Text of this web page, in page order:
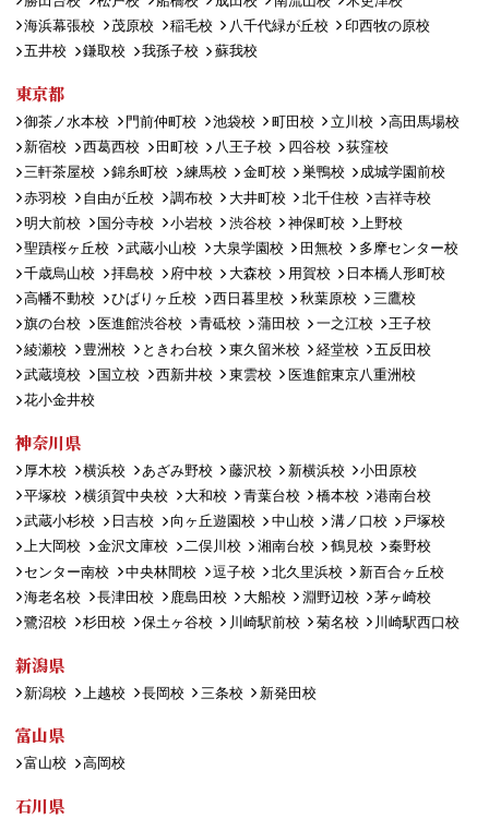
海浜幕張校
茂原校 稲毛校 八千代緑が丘校
印西牧の原校
五井校
鎌取校 我孫子校 蘇我校
東京都
御茶ノ水本校 門前仲町校 池袋校 町田校 立川校
高田馬場校
新宿校
西葛西校 田町校 八王子校 四谷校
荻窪校
三軒茶屋校
錦糸町校 練馬校 金町校 巣鴨校
成城学園前校
赤羽校
自由が丘校 調布校 大井町校 北千住校
吉祥寺校
明大前校
国分寺校 小岩校 渋谷校 神保町校
上野校
聖蹟桜ヶ丘校
武蔵小山校 大泉学園校 田無校
多摩センター校
千歳烏山校
拝島校 府中校 大森校 用賀校
日本橋人形町校
高幡不動校
ひばりヶ丘校 西日暮里校 秋葉原校
三鷹校
旗の台校
医進館渋谷校 青砥校 蒲田校 一之江校
王子校
綾瀬校
豊洲校 ときわ台校 東久留米校 経堂校
五反田校
武蔵境校
国立校 西新井校 東雲校
医進館東京八重洲校
花小金井校
神奈川県
厚木校 横浜校 あざみ野校 藤沢校 新横浜校
小田原校
平塚校
横須賀中央校 大和校 青葉台校 橋本校
港南台校
武蔵小杉校
日吉校 向ヶ丘遊園校 中山校 溝ノ口校
戸塚校
上大岡校
金沢文庫校 二俣川校 湘南台校 鶴見校
秦野校
センター南校
中央林間校 逗子校 北久里浜校
新百合ヶ丘校
海老名校
長津田校 鹿島田校 大船校 淵野辺校
茅ヶ崎校
鷺沼校
杉田校 保土ヶ谷校 川崎駅前校 菊名校 川崎駅西口校
新潟県
新潟校 上越校 長岡校 三条校 新発田校
富山県
富山校 高岡校
石川県